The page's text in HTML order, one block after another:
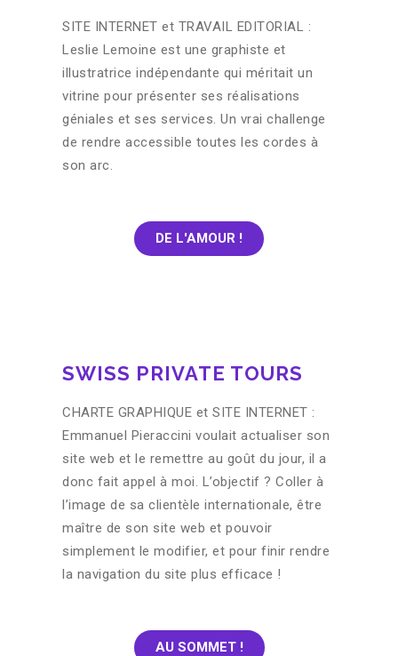
SITE INTERNET et TRAVAIL EDITORIAL :
Leslie Lemoine est une graphiste et
illustratrice indépendante qui méritait un
vitrine pour présenter ses réalisations
géniales et ses services. Un vrai challenge
de rendre accessible toutes les cordes à
son arc.
DE L'AMOUR !
SWISS PRIVATE TOURS
CHARTE GRAPHIQUE et SITE INTERNET :
Emmanuel Pieraccini voulait actualiser son
site web et le remettre au goût du jour, il a
donc fait appel à moi. L’objectif ? Coller à
l’image de sa clientèle internationale, être
maître de son site web et pouvoir
simplement le modifier, et pour finir rendre
la navigation du site plus efficace !
AU SOMMET !